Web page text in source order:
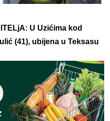
U Uzićima kod
(41), ubijena u Teksasu